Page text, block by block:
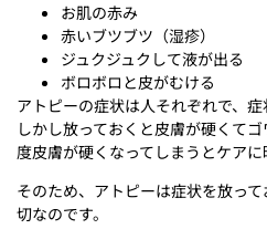
お肌の赤み
赤いブツブツ（湿疹）
ジュクジュクして液が出る
ボロボロと皮がむける
アトピーの症状は人それぞれで、症
しかし放っておくと皮膚が硬くて
度皮膚が硬くなってしまうとケアに
そのため、アトピーは症状を放っ
切なのです。